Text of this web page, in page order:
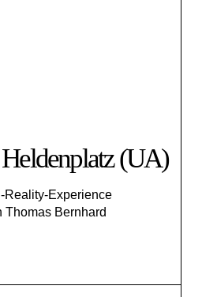
(UA)
Reality-Experience
Thomas Bernhard